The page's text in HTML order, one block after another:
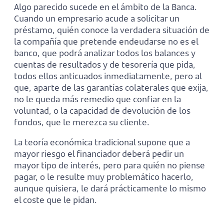
Algo parecido sucede en el ámbito de la Banca.
Cuando un empresario acude a solicitar un
préstamo, quién conoce la verdadera situación de
la compañía que pretende endeudarse no es el
banco, que podrá analizar todos los balances y
cuentas de resultados y de tesorería que pida,
todos ellos anticuados inmediatamente, pero al
que, aparte de las garantías colaterales que exija,
no le queda más remedio que confiar en la
voluntad, o la capacidad de devolución de los
fondos, que le merezca su cliente.
La teoría económica tradicional supone que a
mayor riesgo el financiador deberá pedir un
mayor tipo de interés, pero para quién no piense
pagar, o le resulte muy problemático hacerlo,
aunque quisiera, le dará prácticamente lo mismo
el coste que le pidan.